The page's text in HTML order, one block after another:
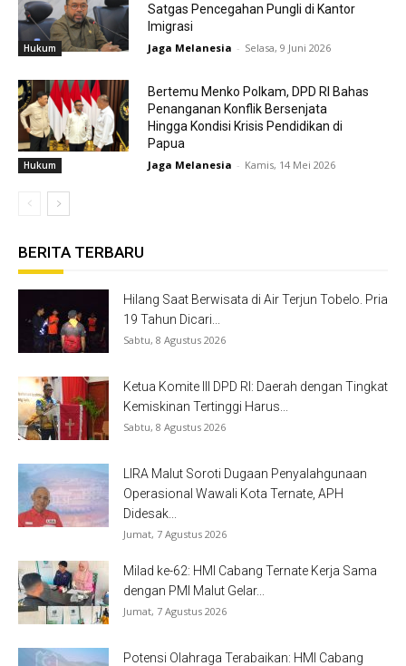
Hukum
Satgas Pencegahan Pungli di Kantor
Imigrasi
Jaga Melanesia - Selasa, 9 Juni 2026
Hukum
Bertemu Menko Polkam, DPD RI Bahas
Penanganan Konflik Bersenjata
Hingga Kondisi Krisis Pendidikan di
Papua
Jaga Melanesia - Kamis, 14 Mei 2026
BERITA TERBARU
Hilang Saat Berwisata di Air Terjun Tobelo. Pria
19 Tahun Dicari...
Sabtu, 8 Agustus 2026
Ketua Komite III DPD RI: Daerah dengan Tingkat
Kemiskinan Tertinggi Harus...
Sabtu, 8 Agustus 2026
LIRA Malut Soroti Dugaan Penyalahgunaan
Operasional Wawali Kota Ternate, APH
Didesak...
Jumat, 7 Agustus 2026
Milad ke-62: HMI Cabang Ternate Kerja Sama
dengan PMI Malut Gelar...
Jumat, 7 Agustus 2026
Potensi Olahraga Terabaikan: HMI Cabang